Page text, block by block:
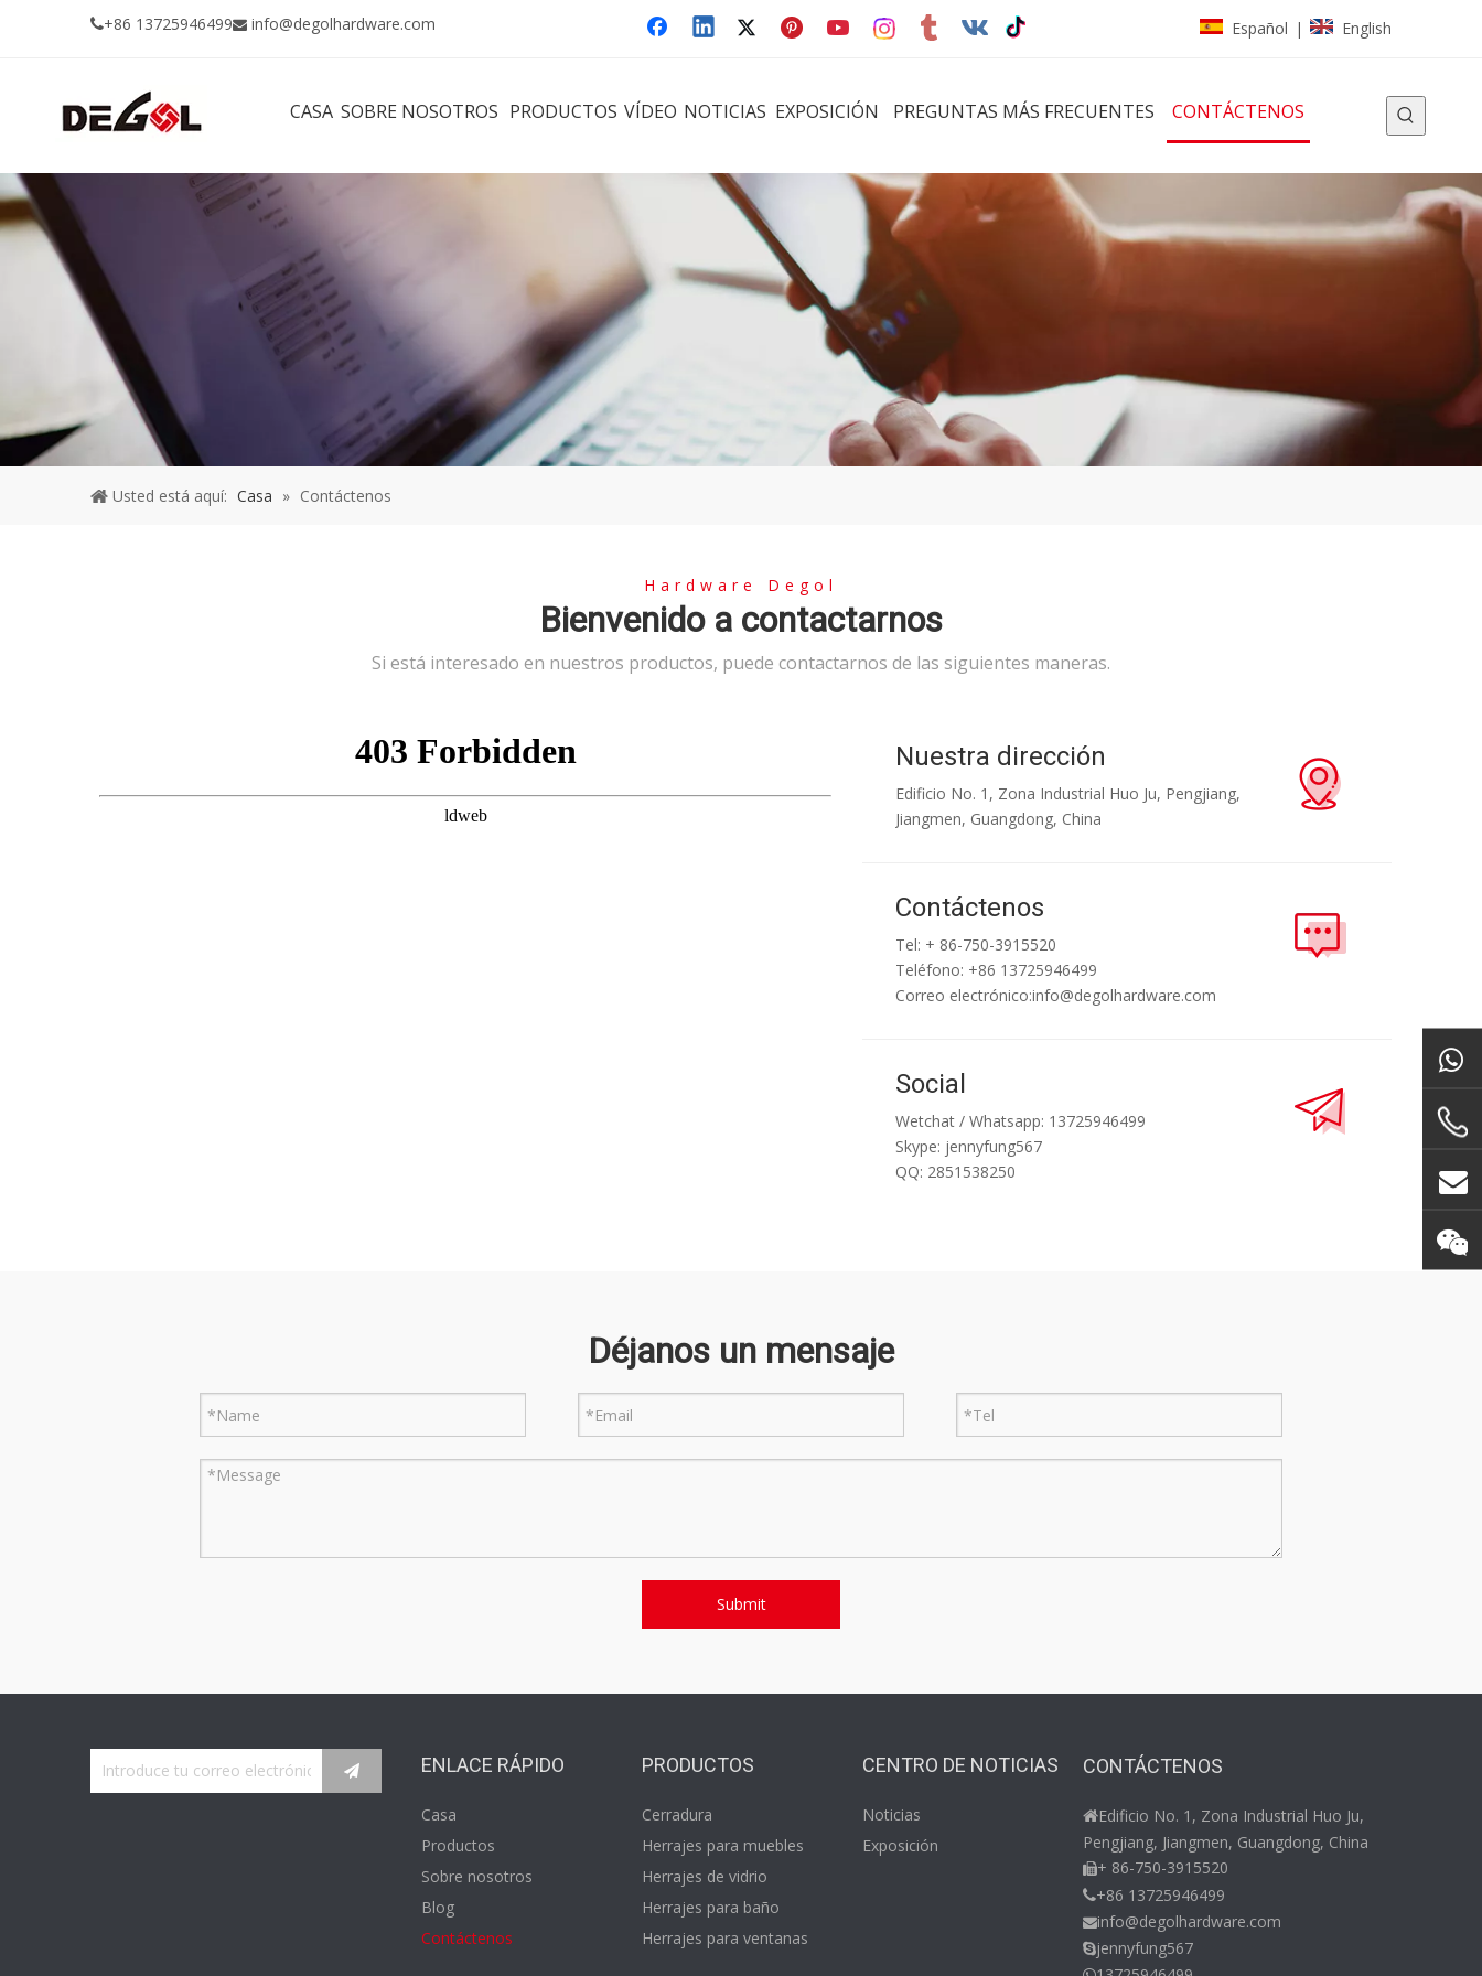
+86 13725946499 info@degolhardware.com Español | English
CASA SOBRE NOSOTROS PRODUCTOS VÍDEO NOTICIAS EXPOSICIÓN PREGUNTAS MÁS FRECUENTES CONTÁCTENOS
Usted está aquí: Casa » Contáctenos
Hardware Degol
Bienvenido a contactarnos
Si está interesado en nuestros productos, puede contactarnos de las siguientes maneras.
Nuestra dirección
Edificio No. 1, Zona Industrial Huo Ju, Pengjiang,
Jiangmen, Guangdong, China
Contáctenos
Tel: + 86-750-3915520
Teléfono: +86 13725946499
Correo electrónico:info@degolhardware.com
Social
Wetchat / Whatsapp: 13725946499
Skype: jennyfung567
QQ: 2851538250
Déjanos un mensaje
Submit
ENLACE RÁPIDO
Casa
Productos
Sobre nosotros
Blog
Contáctenos
PRODUCTOS
Cerradura
Herrajes para muebles
Herrajes de vidrio
Herrajes para baño
Herrajes para ventanas
CENTRO DE NOTICIAS
Noticias
Exposición
CONTÁCTENOS
Edificio No. 1, Zona Industrial Huo Ju,
Pengjiang, Jiangmen, Guangdong, China
+ 86-750-3915520
+86 13725946499
info@degolhardware.com
jennyfung567